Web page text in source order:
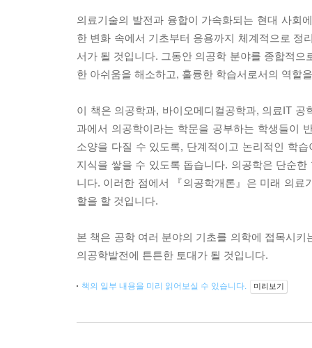
의료기술의 발전과 융합이 가속화되는 현대 사회
한 변화 속에서 기초부터 응용까지 체계적으로 정
서가 될 것입니다. 그동안 의공학 분야를 종합적
한 아쉬움을 해소하고, 훌륭한 학습서로서의 역할
이 책은 의공학과, 바이오메디컬공학과, 의료IT
과에서 의공학이라는 학문을 공부하는 학생들이
소양을 다질 수 있도록, 단계적이고 논리적인 학
지식을 쌓을 수 있도록 돕습니다. 의공학은 단순
니다. 이러한 점에서 『의공학개론』은 미래 의
할을 할 것입니다.
본 책은 공학 여러 분야의 기초를 의학에 접목시
의공학발전에 튼튼한 토대가 될 것입니다.
책의 일부 내용을 미리 읽어보실 수 있습니다. 미리보기